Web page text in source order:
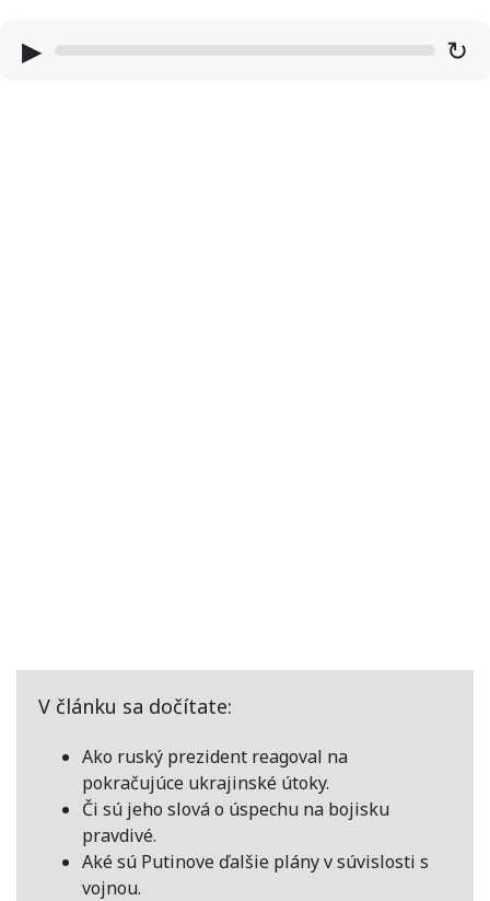
▶ ↻
V článku sa dočítate:
Ako ruský prezident reagoval na
pokračujúce ukrajinské útoky.
Či sú jeho slová o úspechu na bojisku
pravdivé.
Aké sú Putinove ďalšie plány v súvislosti s
vojnou.